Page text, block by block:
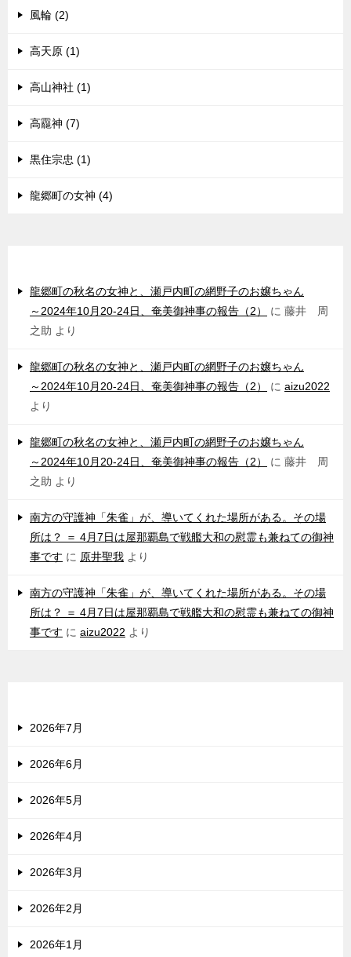
風輪 (2)
高天原 (1)
高山神社 (1)
高龗神 (7)
黒住宗忠 (1)
龍郷町の女神 (4)
龍郷町の秋名の女神と、瀬戸内町の網野子のお嬢ちゃん
～2024年10月20-24日、奄美御神事の報告（2）
に 藤井 周
之助 より
龍郷町の秋名の女神と、瀬戸内町の網野子のお嬢ちゃん
～2024年10月20-24日、奄美御神事の報告（2）
に aizu2022
より
龍郷町の秋名の女神と、瀬戸内町の網野子のお嬢ちゃん
～2024年10月20-24日、奄美御神事の報告（2）
に 藤井 周
之助 より
南方の守護神「朱雀」が、導いてくれた場所がある。その場
所は？ ＝ 4月7日は屋那覇島で戦艦大和の慰霊も兼ねての御神
事です に 原井聖我 より
南方の守護神「朱雀」が、導いてくれた場所がある。その場
所は？ ＝ 4月7日は屋那覇島で戦艦大和の慰霊も兼ねての御神
事です に aizu2022 より
2026年7月
2026年6月
2026年5月
2026年4月
2026年3月
2026年2月
2026年1月